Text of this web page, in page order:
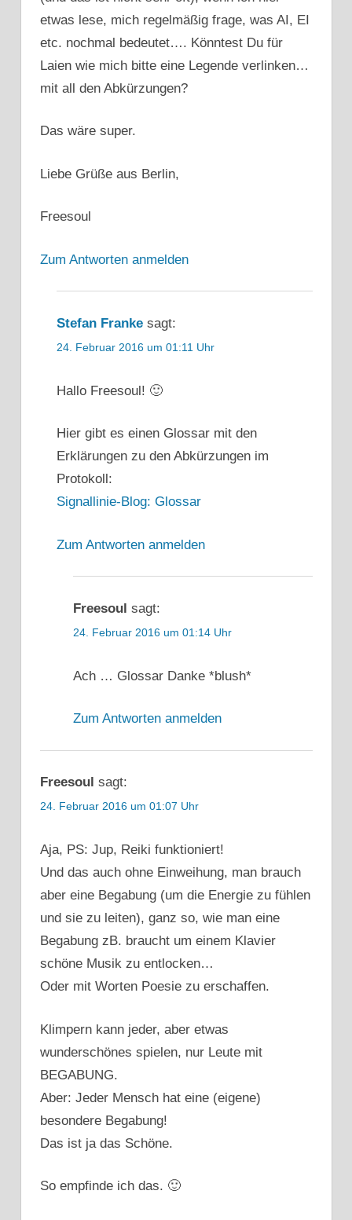
etwas lese, mich regelmäßig frage, was AI, EI
etc. nochmal bedeutet…. Könntest Du für
Laien wie mich bitte eine Legende verlinken…
mit all den Abkürzungen?
Das wäre super.
Liebe Grüße aus Berlin,
Freesoul
Zum Antworten anmelden
Stefan Franke sagt:
24. Februar 2016 um 01:11 Uhr
Hallo Freesoul! 🙂
Hier gibt es einen Glossar mit den
Erklärungen zu den Abkürzungen im
Protokoll:
Signallinie-Blog: Glossar
Zum Antworten anmelden
Freesoul sagt:
24. Februar 2016 um 01:14 Uhr
Ach … Glossar Danke *blush*
Zum Antworten anmelden
Freesoul sagt:
24. Februar 2016 um 01:07 Uhr
Aja, PS: Jup, Reiki funktioniert!
Und das auch ohne Einweihung, man brauch
aber eine Begabung (um die Energie zu fühlen
und sie zu leiten), ganz so, wie man eine
Begabung zB. braucht um einem Klavier
schöne Musik zu entlocken…
Oder mit Worten Poesie zu erschaffen.
Klimpern kann jeder, aber etwas
wunderschönes spielen, nur Leute mit
BEGABUNG.
Aber: Jeder Mensch hat eine (eigene)
besondere Begabung!
Das ist ja das Schöne.
So empfinde ich das. 🙂